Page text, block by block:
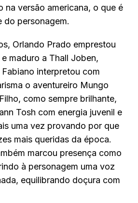
na versão americana, o que é
do personagem.
Orlando Prado emprestou
maduro a Thall Joben,
interpretou com
o aventureiro Mungo
como sempre brilhante,
Tosh com energia juvenil e
uma vez provando por que
mais queridas da época.
marcou presença como
à personagem uma voz
equilibrando doçura com